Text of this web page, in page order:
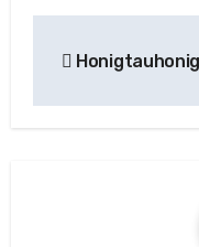
Honigtauhonig